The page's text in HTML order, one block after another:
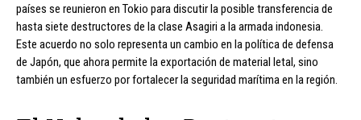
países se reunieron en Tokio para discutir la posible transferencia de
hasta siete destructores de la clase Asagiri a la armada indonesia.
Este acuerdo no solo representa un cambio en la política de defensa
de Japón, que ahora permite la exportación de material letal, sino
también un esfuerzo por fortalecer la seguridad marítima en la región.